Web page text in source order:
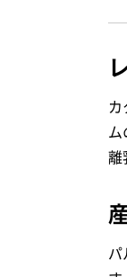
カ
離
パ